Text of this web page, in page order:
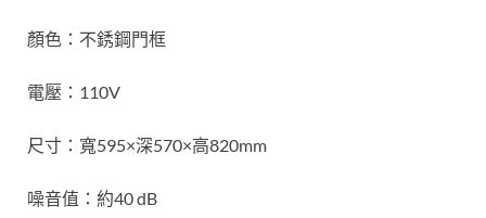
顏色：不銹鋼門框
電壓：110V
尺寸：寬595×深570×高820mm
噪音值：約40 dB